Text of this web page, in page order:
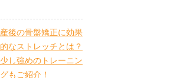
産後の骨盤矯正に効果
的なストレッチとは？
少し強めのトレーニン
グもご紹介！